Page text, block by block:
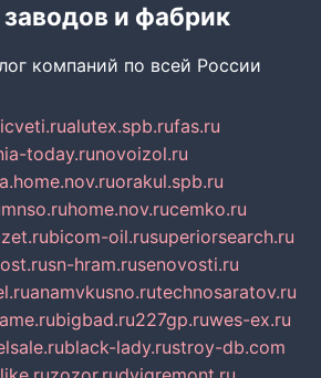
и фабрик
компаний по всей России
alutex.spb.rufas.ru
today.runovoizol.ru
orakul.spb.ru
mnso.ruhome.nov.rucemko.ru
bicom-oil.rusuperiorsearch.ru
sn-hram.rusenovosti.ru
anamvkusno.rutechnosaratov.ru
bigbad.ru227gp.ruwes-ex.ru
black-lady.rustroy-db.com